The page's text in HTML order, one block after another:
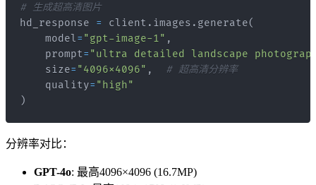
# 生成超高清图片
hd_response = client . images . generate(
    model
= "gpt-image-1" ,
    prompt
= "ultra detailed landscape
    size
= "4096x4096" ,
# 超高清分辨率
    quality
= "high"
)
分辨率对比：
GPT-4o: 最高4096×4096 (16.7MP)